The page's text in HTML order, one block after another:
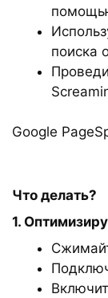
поиска
Google
Что делать?
1.